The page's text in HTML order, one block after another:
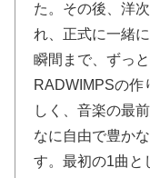
た。その後、洋
れ、正式に一緒
瞬間まで、ずっ
RADWIMPSの作
しく、音楽の最
なに自由で豊か
す。最初の1曲と